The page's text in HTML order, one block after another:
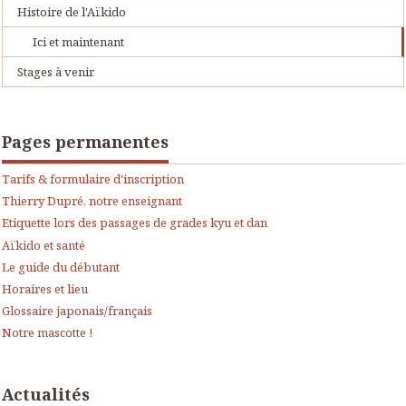
Histoire de l'Aïkido
Ici et maintenant
Stages à venir
Pages permanentes
Tarifs & formulaire d'inscription
Thierry Dupré, notre enseignant
Etiquette lors des passages de grades kyu et dan
Aïkido et santé
Le guide du débutant
Horaires et lieu
Glossaire japonais/français
Notre mascotte !
Actualités